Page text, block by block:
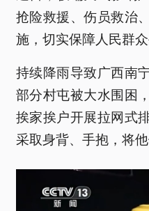
抢险救援、伤员救治
施，切实保障人民群众
持续降雨导致广西南
部分村屯被大水围困
挨家挨户开展拉网式
采取身背、手抱，将